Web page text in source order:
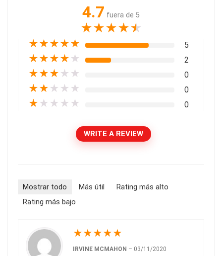
4.7 fuera de 5
★★★★★
★★★★★ 5
★★★★ ★ 2
★★★ ★ ★ 0
★★ ★ ★ ★ 0
★ ★ ★ ★ ★ 0
WRITE A REVIEW
Mostrar todo Más útil
Rating más alto
Rating más bajo
★★★★★
IRVINE MCMAHON – 03/11/2020